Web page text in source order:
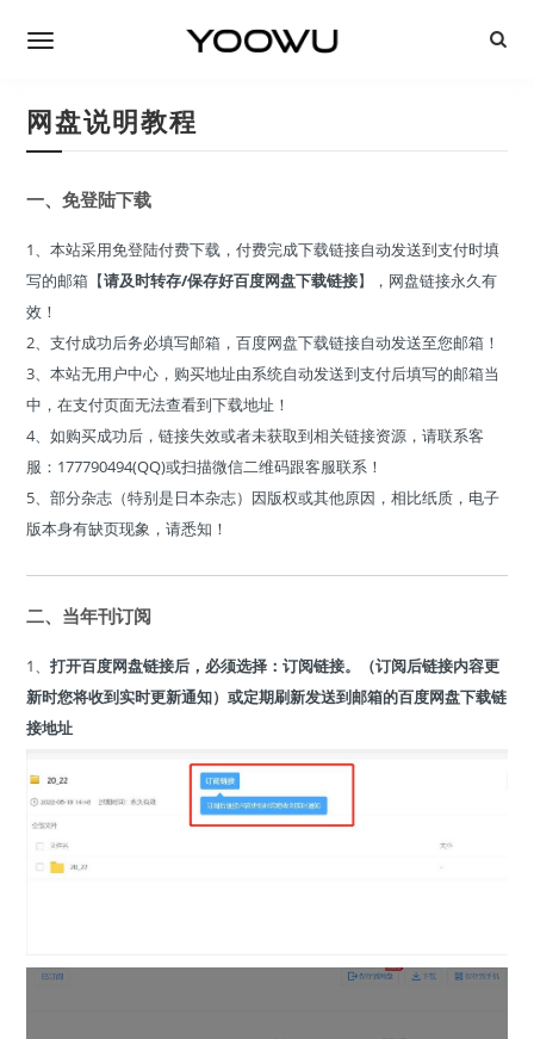
网盘说明教程
一、免登陆下载
1、本站采用免登陆付费下载，付费完成下载链接自动发送到支付时填
写的邮箱【请及时转存/保存好百度网盘下载链接】，网盘链接永久有
效！
2、支付成功后务必填写邮箱，百度网盘下载链接自动发送至您邮箱！
3、本站无用户中心，购买地址由系统自动发送到支付后填写的邮箱当
中，在支付页面无法查看到下载地址！
4、如购买成功后，链接失效或者未获取到相关链接资源，请联系客
服：177790494(QQ)或扫描微信二维码跟客服联系！
5、部分杂志（特别是日本杂志）因版权或其他原因，相比纸质，电子
版本身有缺页现象，请悉知！
二、当年刊订阅
1、 打开百度网盘链接后，必须选择：订阅链接。（订阅后链接内容更
新时您将收到实时更新通知）或定期刷新发送到邮箱的百度网盘下载链
接地址